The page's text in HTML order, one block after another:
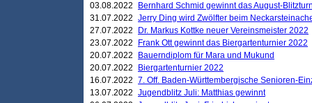
03.08.2022
Bernhard Schmid gewinnt das August-
31.07.2022 Jerry Ding wird Zwölfter beim
27.07.2022
Dr. Markus Kottke neuer Vereinsmeister 2022
23.07.2022
Frank Ott gewinnt das Biergartenturnier 2022
20.07.2022
Bauerndiplom für Mara und Mukund
20.07.2022
Biergartenturnier 2022
16.07.2022 7. Off. Baden-Württembergische Senioren-
13.07.2022 Jugendblitz Juli: Matthias gewinnt